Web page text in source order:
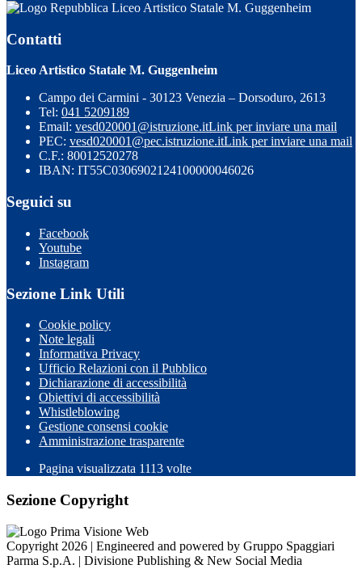
Liceo Artistico Statale M. Guggenheim
Contatti
Liceo Artistico Statale M. Guggenheim
Campo dei Carmini - 30123 Venezia – Dorsoduro, 2613
Tel: 041 5209189
Email: vesd020001@istruzione.itLink per inviare una mail
PEC: vesd020001@pec.istruzione.itLink per inviare una mail
C.F.: 80012520278
IBAN: IT55C0306902124100000046026
Seguici su
Facebook
Youtube
Instagram
Sezione Link Utili
Cookie policy
Note legali
Informativa Privacy
Ufficio Relazioni con il Pubblico
Dichiarazione di accessibilità
Obiettivi di accessibilità
Whistleblowing
Gestione consensi cookie
Amministrazione trasparente
Pagina visualizzata 1113 volte
Sezione Copyright
Copyright 2026 | Engineered and powered by Gruppo Spaggiari
Parma S.p.A. | Divisione Publishing & New Social Media